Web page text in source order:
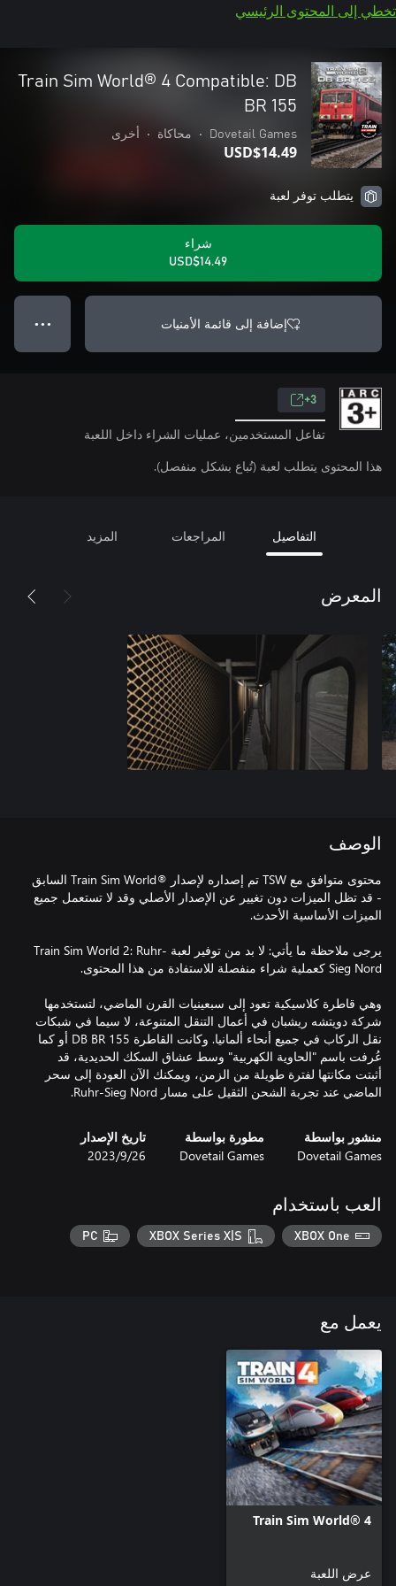
تخطي إلى المحتوى الرئيسي
Train Sim World® 4 Compatible: DB
BR 155
Dovetail Games
• محاكاة • أخرى
USD$14.49
يتطلب توفر لعبة
شراء
USD$14.49
إضافة إلى قائمة الأمنيات ● ● ●
3+
تفاعل المستخدمين، عمليات الشراء داخل اللعبة
هذا المحتوى يتطلب لعبة (تُباع بشكل منفصل).
التفاصيل المراجعات المزيد
المعرض
الوصف
محتوى متوافق مع TSW تم إصداره لإصدار ®Train Sim World السابق
- قد تظل الميزات دون تغيير عن الإصدار الأصلي وقد لا تستعمل جميع
يرجى ملاحظة ما يأتي: لا بد من توفير لعبة Train Sim World 2: Ruhr-
وهي قاطرة كلاسيكية تعود إلى سبعينيات القرن الماضي، لتستخدمها
شركة دويتشه ريشبان في أعمال التنقل المتنوعة، لا سيما في شبكات
نقل الركاب في جميع أنحاء ألمانيا. وكانت القاطرة DB BR 155 أو كما
عُرفت باسم "الحاوية الكهربية" وسط عشاق السكك الحديدية، قد
أثبتت مكانتها لفترة طويلة من الزمن، ويمكنك الآن العودة إلى سحر
الماضي عند تجربة الشحن الثقيل على مسار Ruhr-Sieg Nord.
منشور بواسطة
Dovetail Games
مطورة بواسطة
Dovetail Games
تاريخ الإصدار
26‏/9‏/2023
العب باستخدام
XBOX One
XBOX Series X|S
PC
يعمل مع
Train Sim World® 4
عرض اللعبة